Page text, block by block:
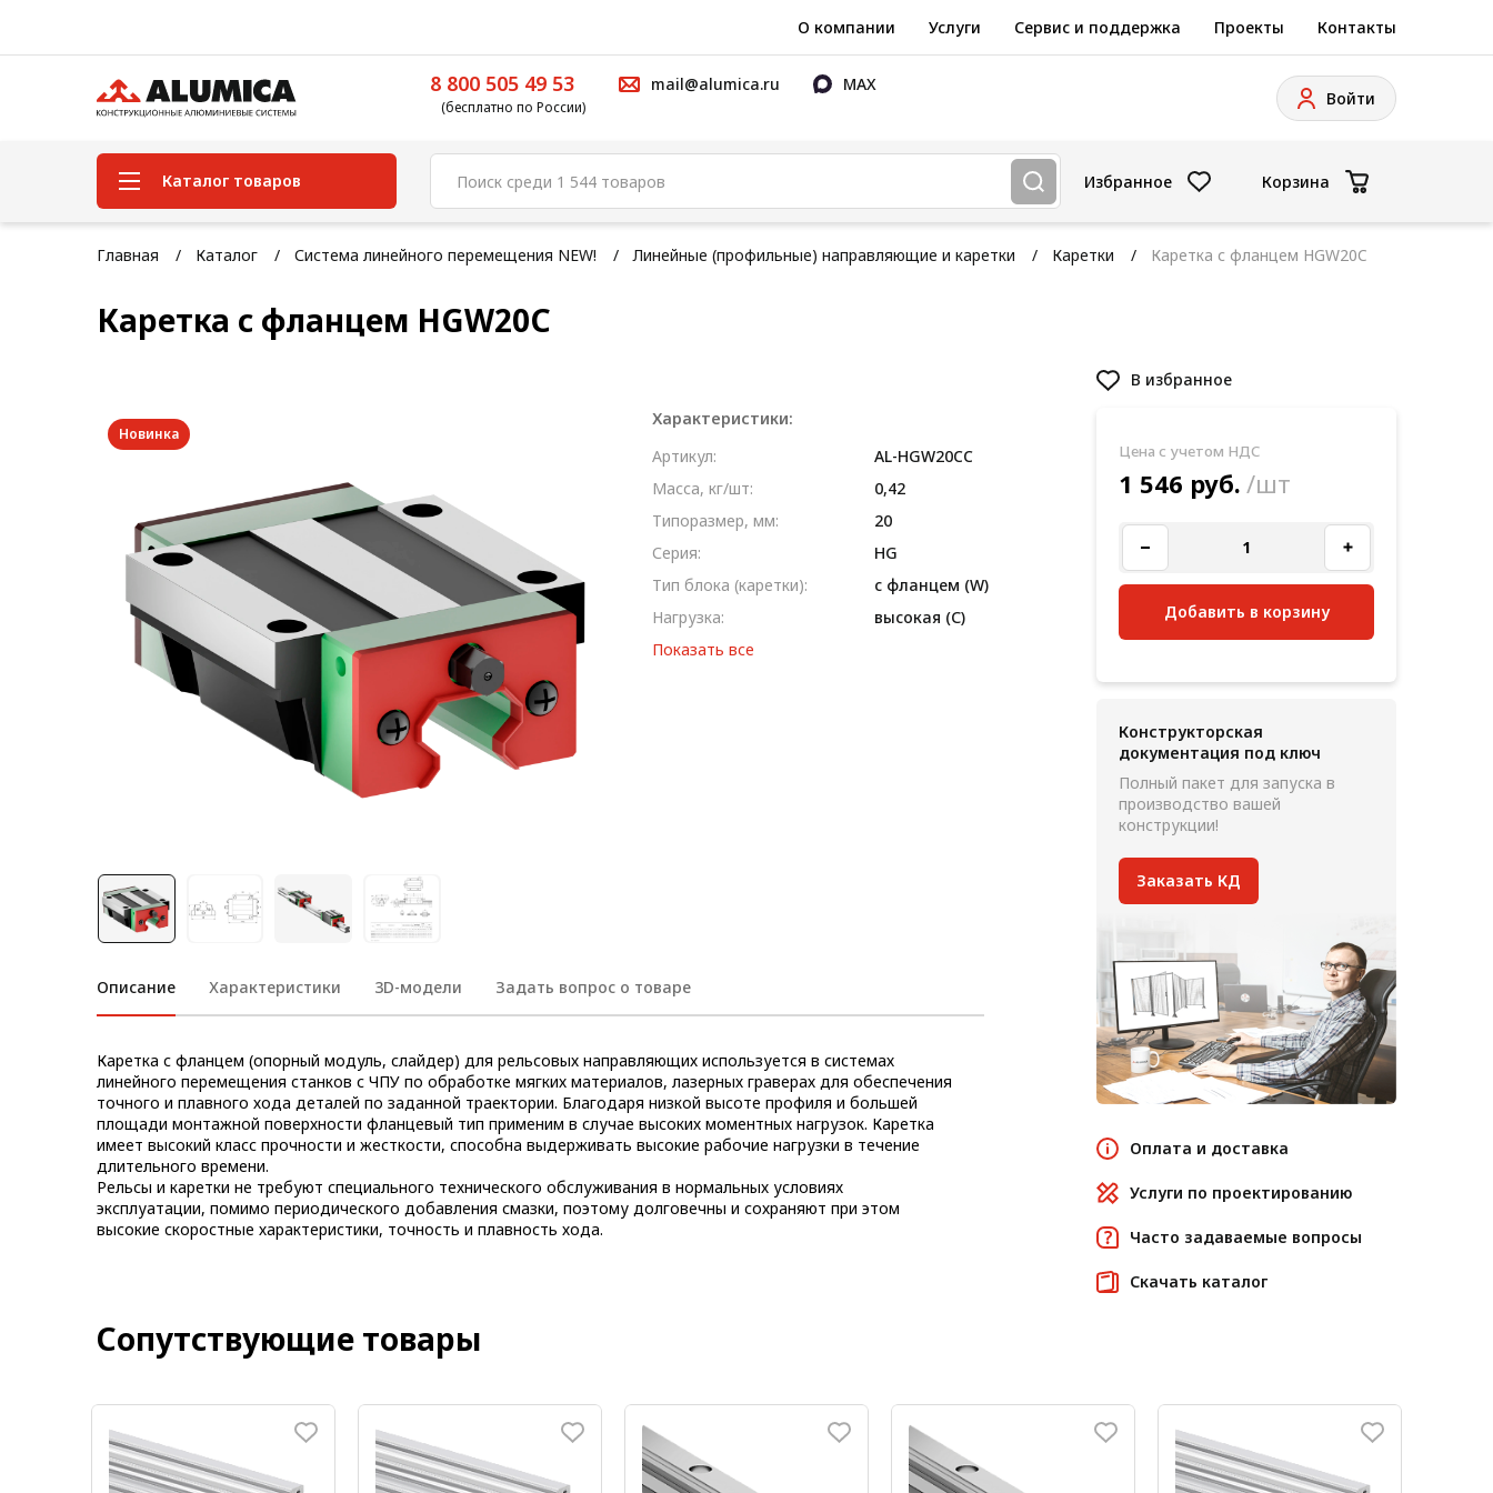
О компании Услуги Сервис и поддержка Проекты Контакты
8 800 505 49 53
(бесплатно по России)
mail@alumica.ru MAX
Войти
Каталог товаров
Система конструкционного
Конструкционная трубная
система
Кабельные короба
Лестничная система
Система линейного
перемещения NEW!
Система V-паза NEW!
Алюминиевые промышленные
ограждения
Алюминиевая промышленная
назначения
Радиаторный алюминиевый
профиль NEW!
Лист алюминиевый
Конструкции из профиля
Услуги дополнительной
обработки профиля
Избранное Корзина
Главная Каталог Система линейного перемещения NEW! Линейные (профильные) направляющие и каретки Каретки Каретка с фланцем HGW20C
Каретка с фланцем HGW20C
Новинка
Описание Характеристики 3D-модели Задать вопрос о товаре
Каретка с фланцем (опорный модуль, слайдер) для рельсовых направляющих используется в системах
линейного перемещения станков с ЧПУ по обработке мягких материалов, лазерных граверах для обеспечения
точного и плавного хода деталей по заданной траектории. Благодаря низкой высоте профиля и большей
площади монтажной поверхности фланцевый тип применим в случае высоких моментных нагрузок. Каретка
имеет высокий класс прочности и жесткости, способна выдерживать высокие рабочие нагрузки в течение
длительного времени.
Рельсы и каретки не требуют специального технического обслуживания в нормальных условиях
эксплуатации, помимо периодического добавления смазки, поэтому долговечны и сохраняют при этом
высокие скоростные характеристики, точность и плавность хода.
Характеристики:
Артикул:
AL-HGW20CC
Масса, кг/шт:
0,42
Типоразмер, мм:
20
Серия:
HG
Тип блока (каретки):
с фланцем (W)
Нагрузка:
высокая (С)
Показать все
В избранное
Цена с учетом НДС
1 546 руб. /шт
Добавить в корзину
Конструкторская
документация под ключ
Полный пакет для запуска в
производство вашей
конструкции!
Заказать КД
Оплата и доставка
Услуги по проектированию
Часто задаваемые вопросы
Скачать каталог
Сопутствующие товары